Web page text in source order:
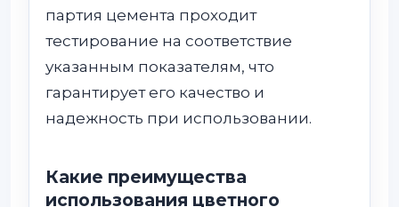
партия цемента проходит
тестирование на соответствие
указанным показателям, что
гарантирует его качество и
надежность при использовании.
Какие преимущества
использования цветного